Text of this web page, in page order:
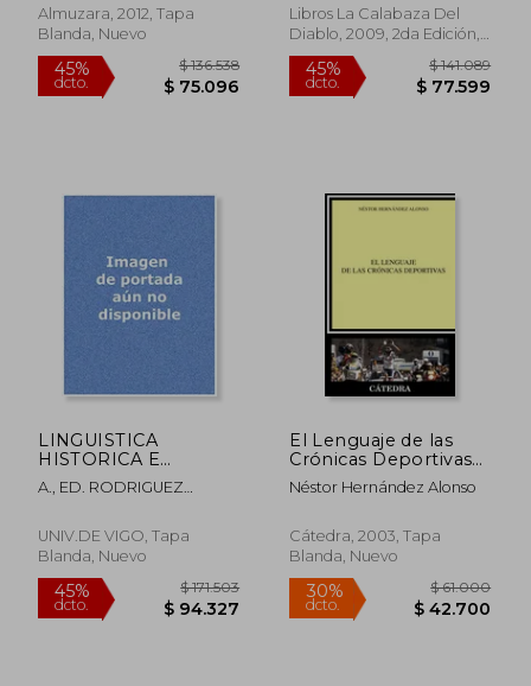
45%
dcto.
Almuzara, 2012, Tapa
Blanda, Nuevo
Libros La Calabaza Del
Diablo, 2009, 2da Edición,
Tapa Blanda, Nuevo
LINGUISTICA
HISTORICA E
DIALECTOLOXIA:
COORDENADAS DO
LINGUISTICO
A., ED. RODRIGUEZ
UNIV.DE VIGO, Tapa
Blanda, Nuevo
El Lenguaje de las
Crónicas Deportivas
(Lingüística)
Néstor Hernández Alonso
Cátedra, 2003, Tapa
Blanda, Nuevo